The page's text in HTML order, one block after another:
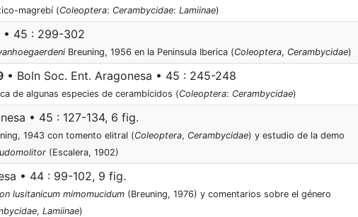
magrebí (Coleoptera: Cerambycidae: Lamiinae)
• 45 : 299-302
Breuning, 1956 en la Peninsula Iberica (Coleoptera, Cerambycidae)
• Boln Soc. Ent. Aragonesa • 45 : 245-248
de algunas especies de cerambícidos (Coleoptera: Cerambycidae)
• 45 : 127-134, 6 fig.
1943 con tomento elitral (Coleoptera, Cerambycidae) y estudio de la demo
(Escalera, 1902)
• 44 : 99-102, 9 fig.
lusitanicum mimomucidum (Breuning, 1976) y comentarios sobre el género
, Lamiinae)